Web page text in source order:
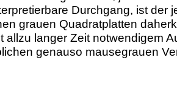
Durchgang, ist der
grauen Quadratplatten
allzu langer Zeit notwendigem
genauso mausegrauen